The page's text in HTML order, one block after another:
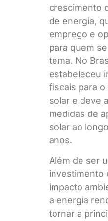
crescimento
de energia,
emprego e
para quem
tema. No
estabeleceu
fiscais para o
solar e deve
medidas de
solar ao
anos.
Além de ser
investimento
impacto
a energia
tornar a